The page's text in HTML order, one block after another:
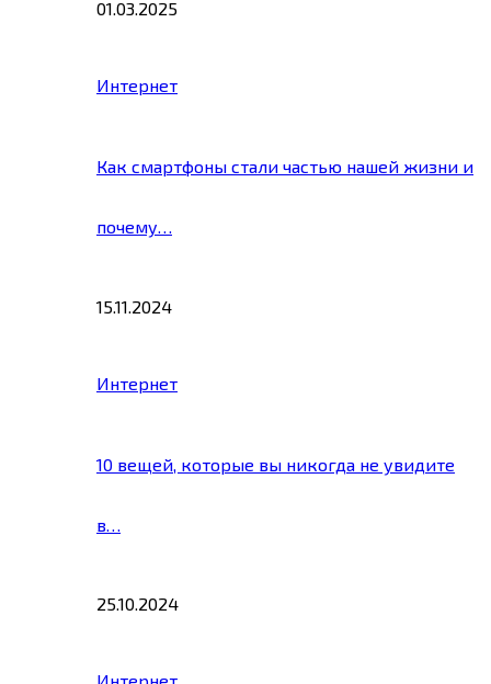
01.03.2025
Интернет
Как смартфоны стали частью нашей жизни и
почему…
15.11.2024
Интернет
10 вещей, которые вы никогда не увидите
в…
25.10.2024